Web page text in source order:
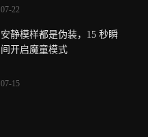
07-22
安静模样都是伪装，15 秒瞬
间开启魔童模式
07-15